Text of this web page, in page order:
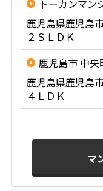
トーカンマン
鹿児島県鹿児島
２ＳＬＤＫ
鹿児島市 中央
鹿児島県鹿児島
４ＬＤＫ
マ